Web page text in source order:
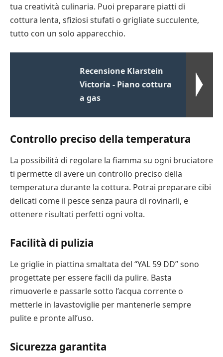
tua creatività culinaria. Puoi preparare piatti di
cottura lenta, sfiziosi stufati o grigliate succulente,
tutto con un solo apparecchio.
Recensione Klarstein
Victoria - Piano cottura
a gas
Controllo preciso della temperatura
La possibilità di regolare la fiamma su ogni bruciatore
ti permette di avere un controllo preciso della
temperatura durante la cottura. Potrai preparare cibi
delicati come il pesce senza paura di rovinarli, e
ottenere risultati perfetti ogni volta.
Facilità di pulizia
Le griglie in piattina smaltata del “YAL 59 DD” sono
progettate per essere facili da pulire. Basta
rimuoverle e passarle sotto l’acqua corrente o
metterle in lavastoviglie per mantenerle sempre
pulite e pronte all’uso.
Sicurezza garantita